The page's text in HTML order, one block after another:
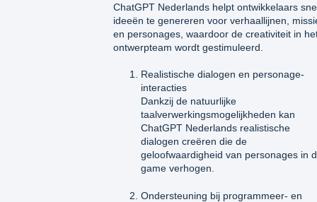
ChatGPT Nederlands helpt ontwikkelaars
ideeën te genereren voor verhaallijnen,
en personages, waardoor de creativiteit in
ontwerpteam wordt gestimuleerd.
Realistische dialogen en personage-
interacties
Dankzij de natuurlijke
taalverwerkingsmogelijkheden kan
ChatGPT Nederlands realistische
dialogen creëren die de
geloofwaardigheid van personages in
game verhogen.
Ondersteuning bij programmeer- en